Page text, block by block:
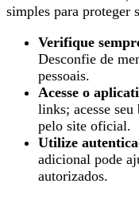
simples para proteger
Verifique
Desconfie de
pessoais.
Acesse o
links; acesse
pelo site oficial.
Utilize
adicional pode
autorizados.